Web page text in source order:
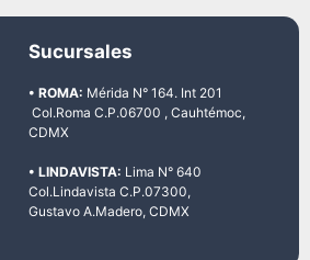
Sucursales
• ROMA: Mérida N° 164. Int 201
Col.Roma C.P.06700 , Cauhtémoc,
CDMX
• LINDAVISTA: Lima N° 640
Col.Lindavista C.P.07300,
Gustavo A.Madero, CDMX